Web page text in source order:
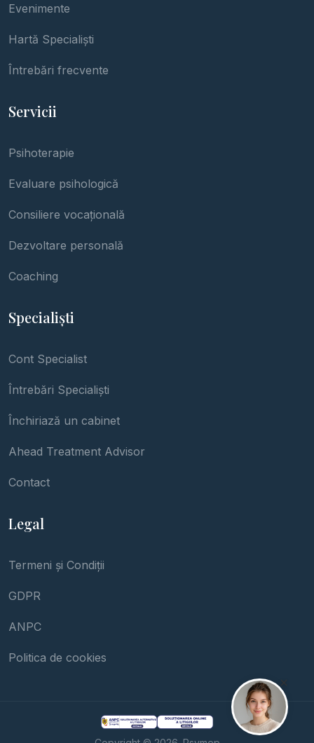
Evenimente
Hartă Specialiști
Întrebări frecvente
Servicii
Psihoterapie
Evaluare psihologică
Consiliere vocațională
Dezvoltare personală
Coaching
Specialiști
Cont Specialist
Întrebări Specialiști
Închiriază un cabinet
Ahead Treatment Advisor
Contact
Legal
Termeni și Condiții
GDPR
ANPC
Politica de cookies